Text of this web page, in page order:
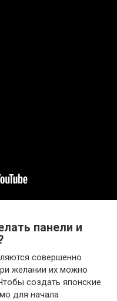
панели и
совершенно
желании их можно
создать японские
для начала